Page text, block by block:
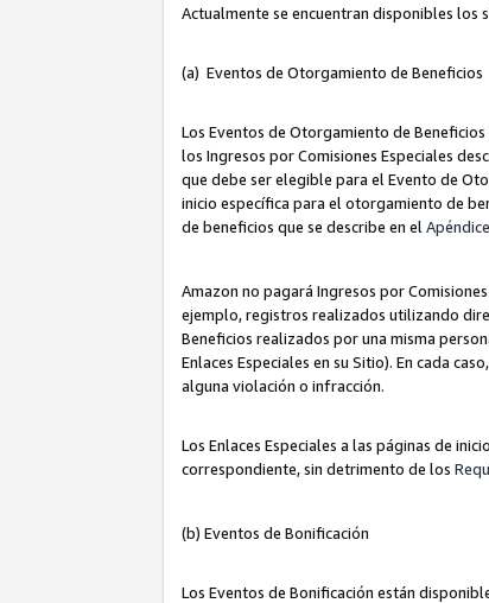
Actualmente se encuentran disponibles los
(a) Eventos de Otorgamiento de Beneficios
Los Eventos de Otorgamiento de
los Ingresos por Comisiones Especiales
que debe ser elegible para el Evento de
inicio específica para el otorgamiento de
de beneficios que se describe en el Apéndice
Amazon no pagará Ingresos por
ejemplo, registros realizados utilizando
Beneficios realizados por una misma
Enlaces Especiales en su Sitio). En cada
alguna violación o infracción.
Los Enlaces Especiales a las páginas de
correspondiente, sin detrimento de los
(b) Eventos de Bonificación
Los Eventos de Bonificación están